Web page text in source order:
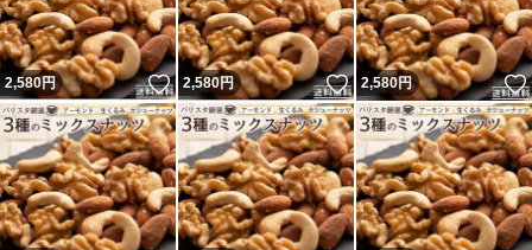
2,580円 いいね！
2,580円 いいね！
2,580円